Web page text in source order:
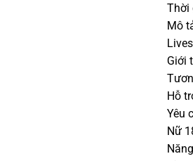
Thời
Mô
Giới
Hỗ
Yêu
Nữ